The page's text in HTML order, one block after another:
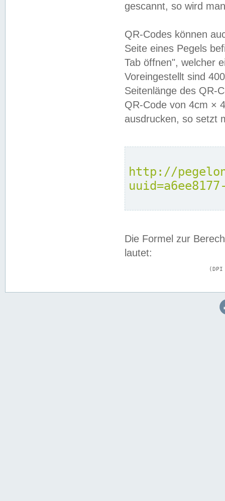
gescannt, so wird
QR-Codes können
Seite eines Pegels
Tab öffnen", welcher
Voreingestellt sind
Seitenlänge des QR-
QR-Code von 4cm ×
ausdrucken, so setzt
http://
Die Formel zur
lautet: